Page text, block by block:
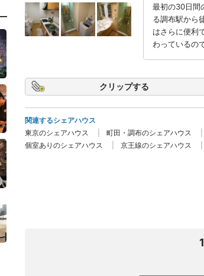
最初の30日間
る調布駅から
はさらに便利
わっているの
クリップ
関連するシェアハウス
東京のシェアハウス
町田・調布のシェアハウス
個室ありのシェアハウス
京王線のシェアハウス
1